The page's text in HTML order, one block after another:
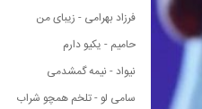
فرزاد بهرامی - زیبای من
حامیم - یکیو دارم
نیواد - نیمه گمشدمی
سامی لو - تلخم همچو شراب